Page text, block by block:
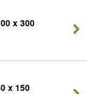
x 300
x 150